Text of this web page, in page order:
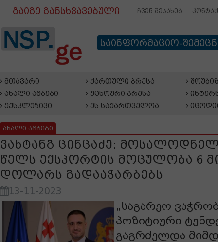
გაიგე განსხვავებული ჩვენ შესახებ
საინფორმაციო-
მთავარი
ახალი ამბები
ექსკლუზივი
ქართული პრესა
უცხოური პრესა
ეს საქართველოა
ახალი ამბები
ვახტანგ ცინცაძე:
წელს ექსპორტის მოცულობა 6
დოლარს გადააჭარბებს
13-11-2023
„საგარეო
პოზიტიური
გაგრძელდა